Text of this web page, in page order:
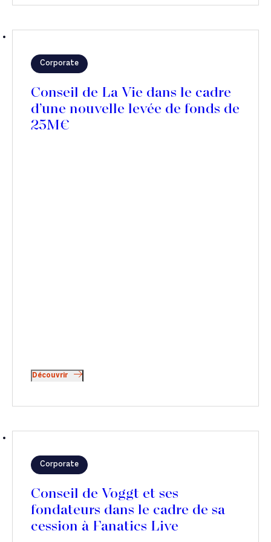
Corporate
Conseil de La Vie dans le cadre
d’une nouvelle levée de fonds de
25M€
Découvrir
Corporate
Conseil de Voggt et ses
fondateurs dans le cadre de sa
cession à Fanatics Live